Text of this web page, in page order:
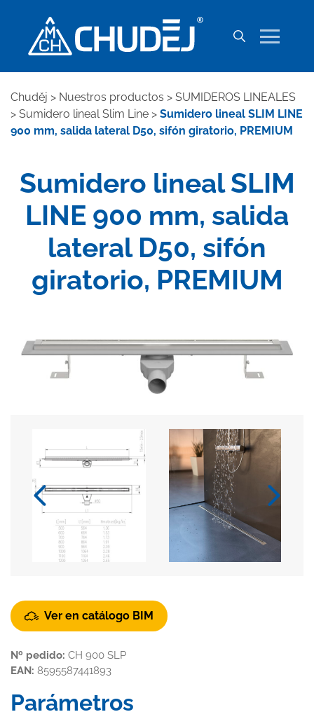
Chuděj > Nuestros productos > SUMIDEROS LINEALES
> Sumidero lineal Slim Line > Sumidero lineal SLIM LINE
900 mm, salida lateral D50, sifón giratorio, PREMIUM
Sumidero lineal SLIM
LINE 900 mm, salida
lateral D50, sifón
giratorio, PREMIUM
Ver en catálogo BIM
Nº pedido: CH 900 SLP
EAN: 8595587441893
Parámetros